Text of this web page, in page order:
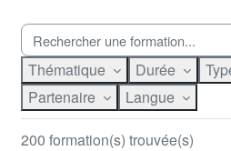
Thématique Durée
Partenaire
Langue
200 formation(s) trouvée(s)